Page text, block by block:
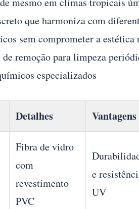
que harmoniza com
sem comprometer a estética
remoção para limpeza
especializados
Detalhes Vantagens
Fibra de vidro
com
revestimento
PVC
e
UV